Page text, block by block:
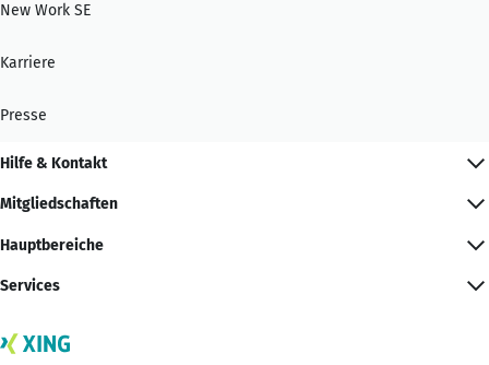
New Work SE
Karriere
Presse
Hilfe & Kontakt
Mitgliedschaften
Hauptbereiche
Services